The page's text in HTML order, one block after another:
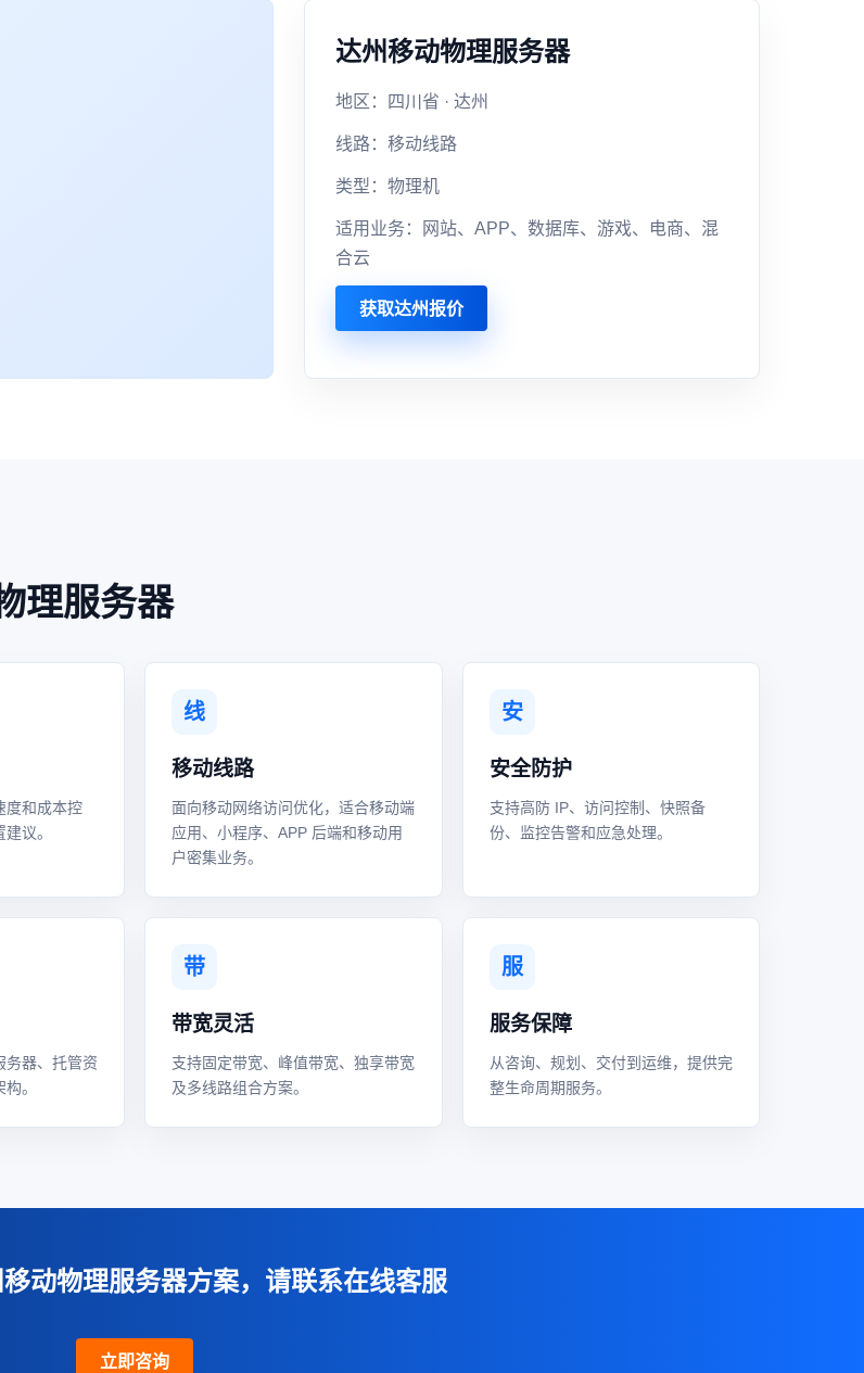
达州移动物理服务器
地区：四川省 · 达州
线路：移动线路
类型：物理机
适用业务：网站、APP、数据库、游戏、电商、混
合云
获取达州报价
理服务器
度和成本控
议。
线
移动线路
面向移动网络访问优化，适合移动端
应用、小程序、APP 后端和移动用
户密集业务。
安
安全防护
支持高防 IP、访问控制、快照备
份、监控告警和应急处理。
务器、托管资
。
带
带宽灵活
支持固定带宽、峰值带宽、独享带宽
及多线路组合方案。
服
服务保障
从咨询、规划、交付到运维，提供完
整生命周期服务。
动物理服务器方案，请联系在线客服
立即咨询